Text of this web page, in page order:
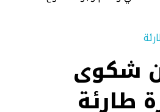
شكوى
طارئة